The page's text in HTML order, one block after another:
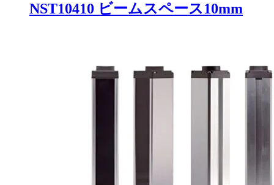
NST10410 ビームスペース10mm